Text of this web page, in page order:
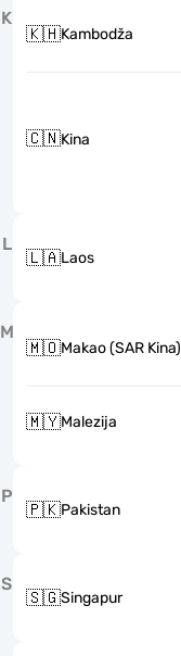
K
🇰🇭Kambodža
🇨🇳Kina
L
🇱🇦Laos
M
🇲🇴Makao (SAR Kina)
🇲🇾Malezija
P
🇵🇰Pakistan
S
🇸🇬Singapur